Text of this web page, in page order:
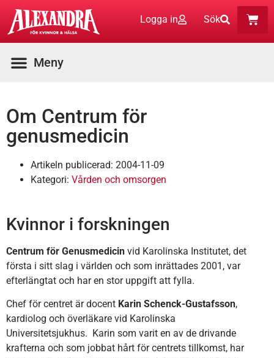
Logga in Sök
Om Centrum för
genusmedicin
Artikeln publicerad: 2004-11-09
Kategori: Vården och omsorgen
Kvinnor i forskningen
Centrum för Genusmedicin vid Karolinska Institutet, det
första i sitt slag i världen och som inrättades 2001, var
efterlängtat och har en stor uppgift att fylla.
Chef för centret är docent Karin Schenck-Gustafsson,
kardiolog och överläkare vid Karolinska
Universitetsjukhus. Karin som varit en av de drivande
krafterna och som jobbat hårt för centrets tillkomst, har